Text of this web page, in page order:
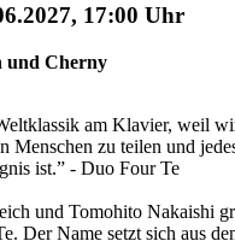
17:00 Uhr
und Cherny
am Klavier, weil
Menschen zu teilen und
ist.” - Duo Four Te
und Tomohito Nakaishi
Der Name setzt sich aus